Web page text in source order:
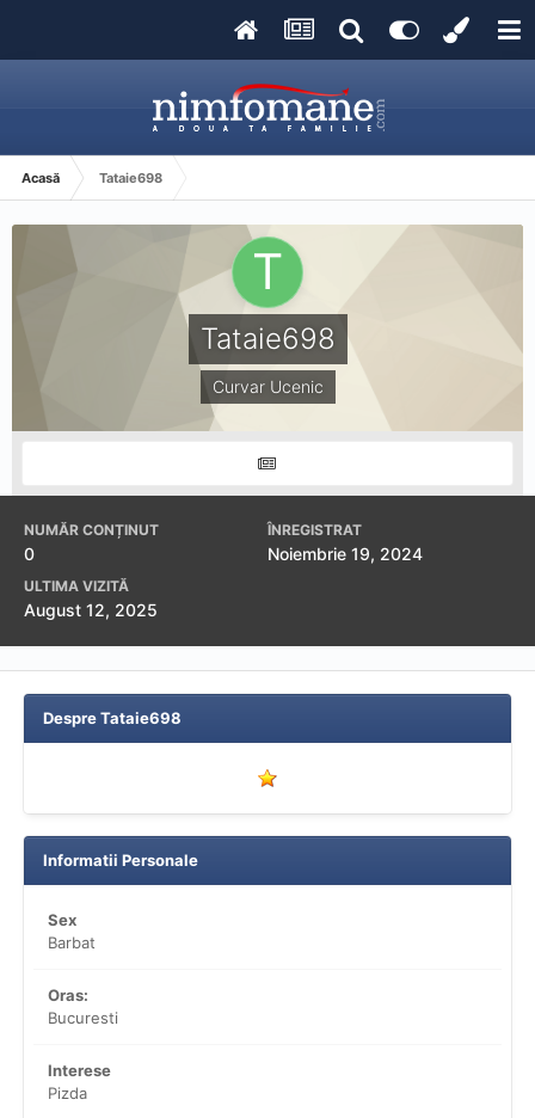
Acasă Tataie698
Tataie698
Curvar Ucenic
NUMĂR CONȚINUT
0
ÎNREGISTRAT
Noiembrie 19, 2024
ULTIMA VIZITĂ
August 12, 2025
Despre Tataie698
Informatii Personale
Sex
Barbat
Oras:
Bucuresti
Interese
Pizda